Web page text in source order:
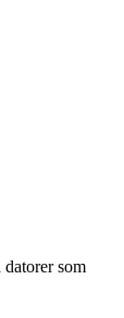
datorer som